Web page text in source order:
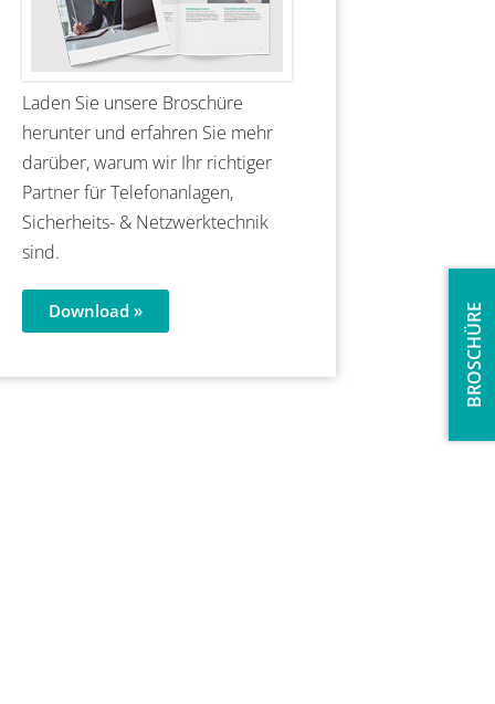
BROSCHÜRE
Laden Sie unsere Broschüre
herunter und erfahren Sie mehr
darüber, warum wir Ihr richtiger
Partner für Telefonanlagen,
Sicherheits- & Netzwerktechnik
sind.
Download »